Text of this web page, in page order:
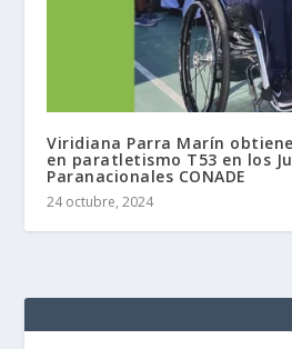
Viridiana Parra Marín
en paratletismo T53 en los
Paranacionales CONADE
24 octubre, 2024